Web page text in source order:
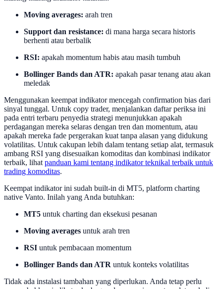
Moving averages: arah tren
Support dan resistance: di mana harga secara historis
berhenti atau berbalik
RSI: apakah momentum habis atau masih tumbuh
Bollinger Bands dan ATR: apakah pasar tenang atau akan
meledak
Menggunakan keempat indikator mencegah confirmation bias dari
sinyal tunggal. Untuk copy trader, menjalankan daftar periksa ini
pada entri terbaru penyedia strategi menunjukkan apakah
perdagangan mereka selaras dengan tren dan momentum, atau
apakah mereka fade pergerakan kuat tanpa alasan yang didukung
volatilitas. Untuk cakupan lebih dalam tentang setiap alat, termasuk
ambang RSI yang disesuaikan komoditas dan kombinasi indikator
terbaik, lihat panduan kami tentang indikator teknikal terbaik untuk
trading komoditas.
Keempat indikator ini sudah built-in di MT5, platform charting
native Vanto. Inilah yang Anda butuhkan:
MT5 untuk charting dan eksekusi pesanan
Moving averages untuk arah tren
RSI untuk pembacaan momentum
Bollinger Bands dan ATR untuk konteks volatilitas
Tidak ada instalasi tambahan yang diperlukan. Anda tetap perlu